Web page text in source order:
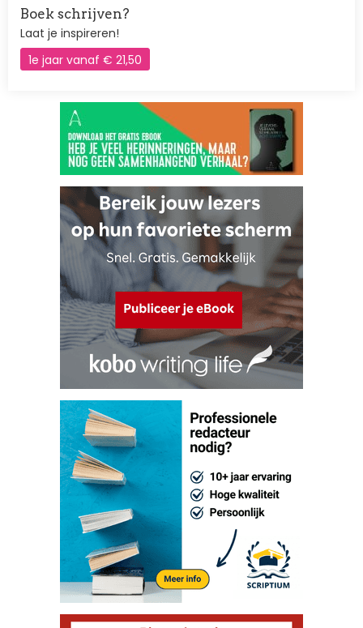
Boek schrijven?
Laat je inspireren!
1e jaar vanaf € 21,50